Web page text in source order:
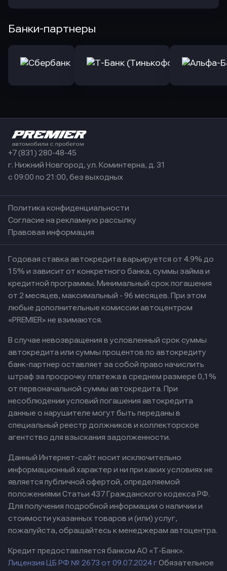
Банки-партнеры
+7 (831) 280-48-45
г. Нижний Новгород, ул. Коминтерна, д. 31
с 09:00 по 21:00, без выходных
Политика конфиденциальности
Согласие на рекламную рассылку
Правовая информация
Годовая ставка автокредита варьируется от 4.9% до
15% и зависит от конкретного банка, суммы займа и
кредитной программы. Минимальный срок погашения
от 2 месяцев, максимальный - 96 месяцев. При этом
любые дополнительные комиссии автоцентром
«PREMIER» не взимаются.
В случае невозвращения в условленный срок суммы
автокредита или суммы процентов по автокредиту
банк-партнер оставляет за собой право начислить
штраф за просрочку платежа в среднем размере 0,1%
от первоначальной суммы автокредита. При
несоблюдении условий погашения автокредита
данные о нарушителе могут быть переданы в
специальный реестр должников и коллекторское
агентство для взыскания задолженности.
Данный Интернет-сайт носит исключительно
информационный характер и ни при каких условиях не
является публичной офертой, определяемой
положениями Статьи 437 Гражданского кодекса РФ.
Для получения подробной информации о наличии и
стоимости указанных товаров и (или) услуг,
пожалуйста, обращайтесь к менеджерам автоцентра.
Кредит предоставляется банком АО «Т-Банк».
Лицензия ЦБ РФ № 2673 от 09.07.2024 гОбязательное